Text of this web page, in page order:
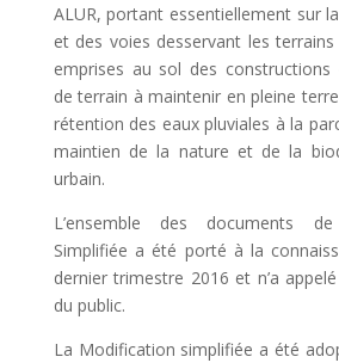
ALUR, portant essentiellement sur
et des voies desservant les
emprises au sol des
de terrain à maintenir en pleine
rétention des eaux pluviales à la
maintien de la nature et de la
urbain.
L’ensemble des documents
Simplifiée a été porté à la
dernier trimestre 2016 et n’a
du public.
La Modification simplifiée a été